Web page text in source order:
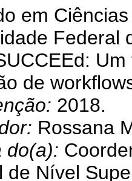
em
Federal
de
2018.
Rossana
do(a):
de Nível